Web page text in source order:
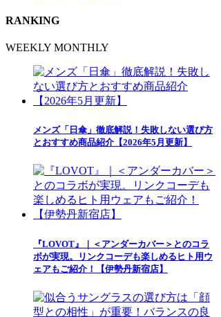
RANKING
WEEKLY MONTHLY
メンズ「日傘」徹底解説！失敗しない選び方
とおすすめ商品紹介【2026年5月更新】
『LOVOT』｜＜アンダーカバー＞とのコラ
ボが実現。リンクコーデも楽しめるヒト用ウ
ェアもご紹介！【伊勢丹新宿店】